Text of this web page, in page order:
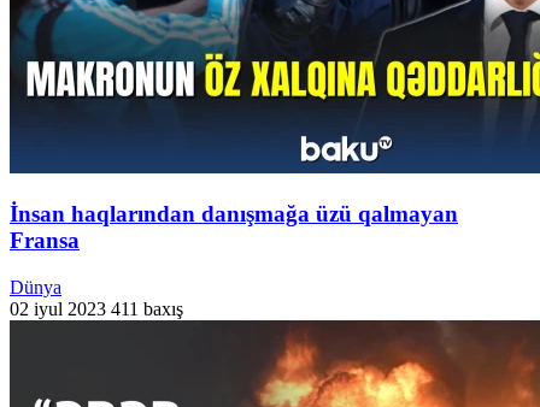
İnsan haqlarından danışmağa üzü qalmayan
Fransa
Dünya
02 iyul 2023 411 baxış